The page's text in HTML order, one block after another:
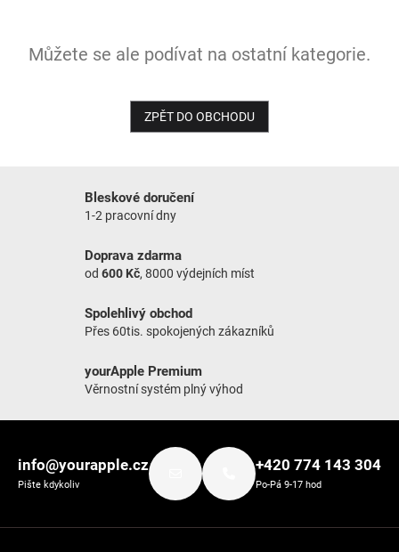
Můžete se ale podívat na ostatní kategorie.
ZPĚT DO OBCHODU
Bleskové doručení
1-2 pracovní dny
Doprava zdarma
od 600 Kč, 8000 výdejních míst
Spolehlivý obchod
Přes 60tis. spokojených zákazníků
yourApple Premium
Věrnostní systém plný výhod
info@yourapple.cz
Pište kdykoliv
+420 774 143 304
Po-Pá 9-17 hod